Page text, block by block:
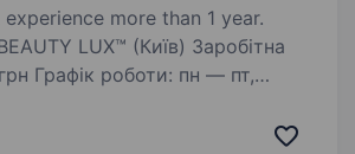
more than 1 year.
LUX™ (Київ) Заробітна
Графік роботи: пн — пт,